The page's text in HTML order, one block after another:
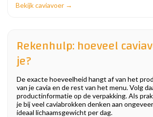
Bekijk caviavoer →
Rekenhulp: hoeveel
je?
De exacte hoeveelheid hangt af van het
van je cavia en de rest van het menu. Volg
productinformatie op de verpakking. Als
je bij veel caviabrokken denken aan
ideaal lichaamsgewicht per dag.